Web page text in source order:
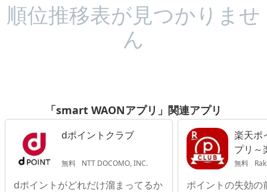
順位推移表が見つかりませ
ん
「smart WAONアプリ」関連アプリ
dポイントクラブ
無料 NTT DOCOMO, INC.
dポイントがどれだけ溜まってるか
楽天ポ
プリ～
無料
ポイントの失効の